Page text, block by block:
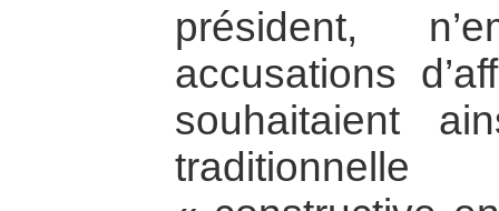
président,
accusations
souhaitaient